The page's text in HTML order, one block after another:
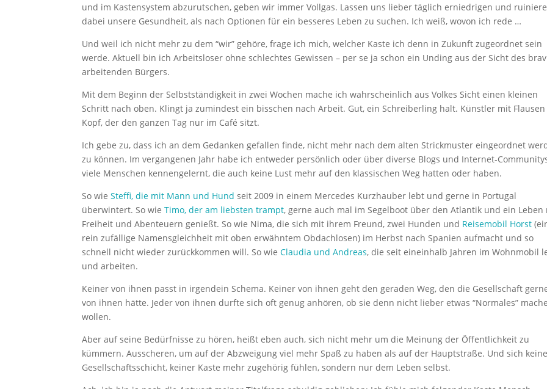
und im Kastensystem abzurutschen, geben wir immer Vollgas. Lassen uns lieber täglich erniedrigen und
dabei unsere Gesundheit, als nach Optionen für ein besseres Leben zu suchen. Ich weiß, wovon ich rede …
Und weil ich nicht mehr zu dem “wir” gehöre, frage ich mich, welcher Kaste ich denn in Zukunft zugeordnet sein
werde. Aktuell bin ich Arbeitsloser ohne schlechtes Gewissen – per se ja schon ein Unding aus der Sicht des brav
arbeitenden Bürgers.
Mit dem Beginn der Selbstständigkeit in zwei Wochen mache ich wahrscheinlich aus Volkes Sicht einen kleinen
Schritt nach oben. Klingt ja zumindest ein bisschen nach Arbeit. Gut, ein Schreiberling halt. Künstler mit
Kopf, der den ganzen Tag nur im Café sitzt.
Ich gebe zu, dass ich an dem Gedanken gefallen finde, nicht mehr nach dem alten Strickmuster eingeordnet
zu können. Im vergangenen Jahr habe ich entweder persönlich oder über diverse Blogs und Internet-
viele Menschen kennengelernt, die auch keine Lust mehr auf den klassischen Weg hatten oder haben.
So wieSteffi, die mit Mann und Hund seit 2009 in einem Mercedes Kurzhauber lebt und gerne in Portugal
überwintert. So wieTimo, der am liebsten trampt, gerne auch mal im Segelboot über den Atlantik und ein Leben
Freiheit und Abenteuern genießt. So wie Nima, die sich mit ihrem Freund, zwei Hunden und Reisemobil Horst
rein zufällige Namensgleichheit mit oben erwähntem Obdachlosen) im Herbst nach Spanien aufmacht und so
schnell nicht wieder zurückkommen will. So wieClaudia und Andreas, die seit eineinhalb Jahren im Wohnmobil
und arbeiten.
Keiner von ihnen passt in irgendein Schema. Keiner von ihnen geht den geraden Weg, den die Gesellschaft
von ihnen hätte. Jeder von ihnen durfte sich oft genug anhören, ob sie denn nicht lieber etwas “Normales”
wollen.
Aber auf seine Bedürfnisse zu hören, heißt eben auch, sich nicht mehr um die Meinung der Öffentlichkeit zu
kümmern. Ausscheren, um auf der Abzweigung viel mehr Spaß zu haben als auf der Hauptstraße. Und sich
Gesellschaftsschicht, keiner Kaste mehr zugehörig fühlen, sondern nur dem Leben selbst.